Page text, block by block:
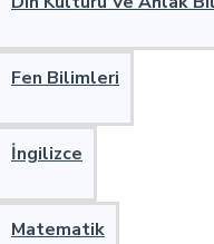
Fen Bilimleri
İngilizce
Matematik